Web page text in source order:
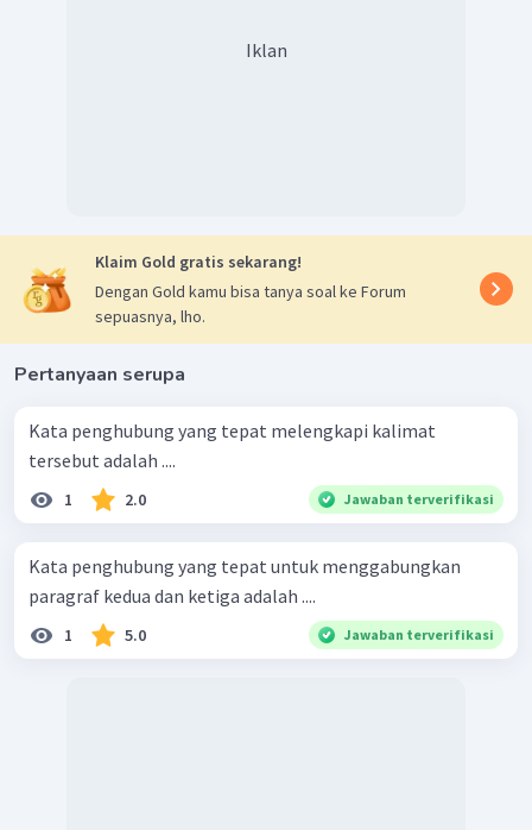
Iklan
Klaim Gold gratis sekarang!
Dengan Gold kamu bisa tanya soal ke Forum
sepuasnya, lho.
Pertanyaan serupa
Kata penghubung yang tepat melengkapi kalimat
tersebut adalah ....
1 2.0 Jawaban terverifikasi
Kata penghubung yang tepat untuk menggabungkan
paragraf kedua dan ketiga adalah ....
1 5.0 Jawaban terverifikasi